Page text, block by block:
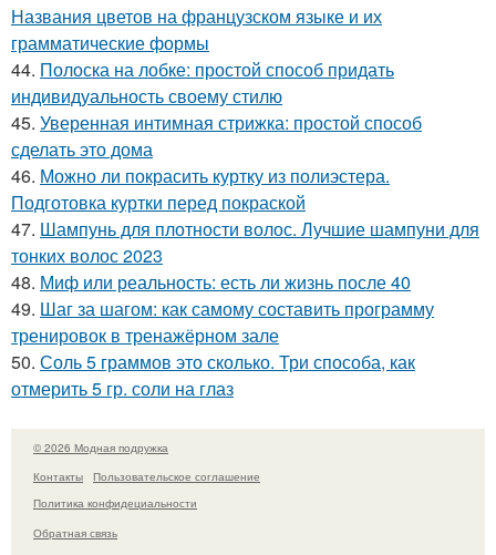
Названия цветов на французском языке и их
грамматические формы
44. Полоска на лобке: простой способ придать
индивидуальность своему стилю
45. Уверенная интимная стрижка: простой способ
сделать это дома
46. Можно ли покрасить куртку из полиэстера.
Подготовка куртки перед покраской
47. Шампунь для плотности волос. Лучшие шампуни для
тонких волос 2023
48. Миф или реальность: есть ли жизнь после 40
49. Шаг за шагом: как самому составить программу
тренировок в тренажёрном зале
50. Соль 5 граммов это сколько. Три способа, как
отмерить 5 гр. соли на глаз
© 2026 Модная подружка
Контакты
Пользовательское соглашение
Политика конфидециальности
Обратная связь